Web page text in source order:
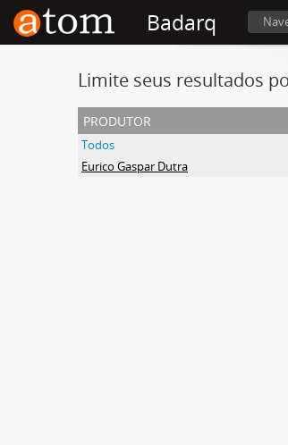
Badarq
Limite seus resultados
produtor
Todos
Eurico Gaspar Dutra